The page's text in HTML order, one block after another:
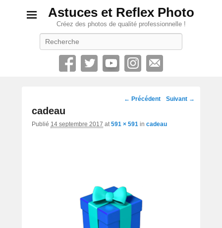
Astuces et Reflex Photo
Créez des photos de qualité professionnelle !
Navigation
← Précédent Suivant →
cadeau
Publié 14 septembre 2017 at591 × 591 in cadeau